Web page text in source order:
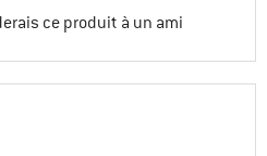
ce produit à un ami